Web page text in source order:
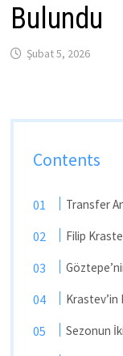
Bulundu
Şubat 5, 2026
Contents
Transfer
Filip
Krastev’in
Sezonun